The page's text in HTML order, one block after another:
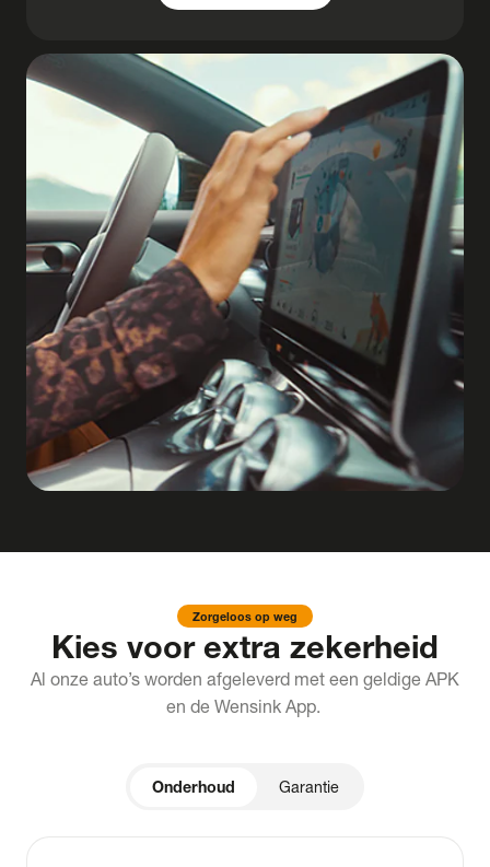
Zorgeloos op weg
Kies voor extra zekerheid
Al onze auto’s worden afgeleverd met een geldige APK
en de Wensink App.
Onderhoud Garantie